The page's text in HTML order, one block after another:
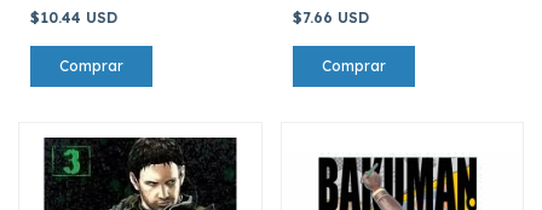
$10.44 USD $7.66 USD